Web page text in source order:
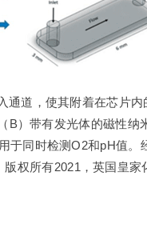
道，使其附着在芯片
B）带有发光体的磁性
于同时检测O2和pH值
权所有2021，英国皇家